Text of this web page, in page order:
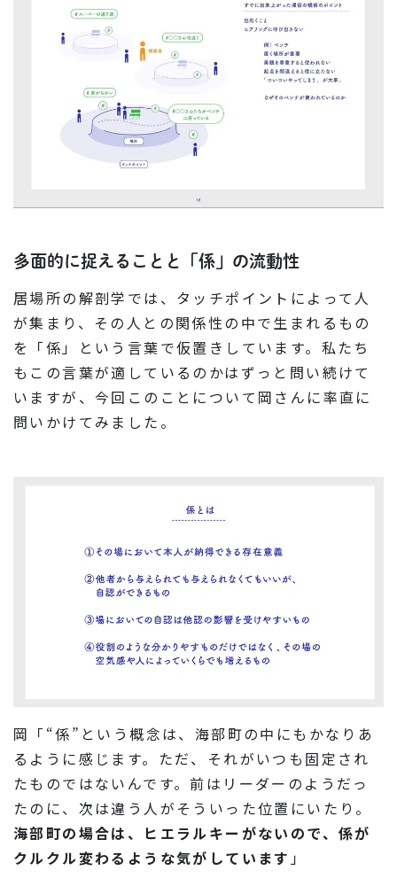
多面的に捉えることと「係」の流動性
居場所の解剖学では、タッチポイントによって人
が集まり、その人との関係性の中で生まれるもの
を「係」という言葉で仮置きしています。私たち
もこの言葉が適しているのかはずっと問い続けて
いますが、今回このことについて岡さんに率直に
問いかけてみました。
岡「“係”という概念は、海部町の中にもかなりあ
るように感じます。ただ、それがいつも固定され
たものではないんです。前はリーダーのようだっ
たのに、次は違う人がそういった位置にいたり。
海部町の場合は、ヒエラルキーがないので、係が
クルクル変わるような気がしています 」